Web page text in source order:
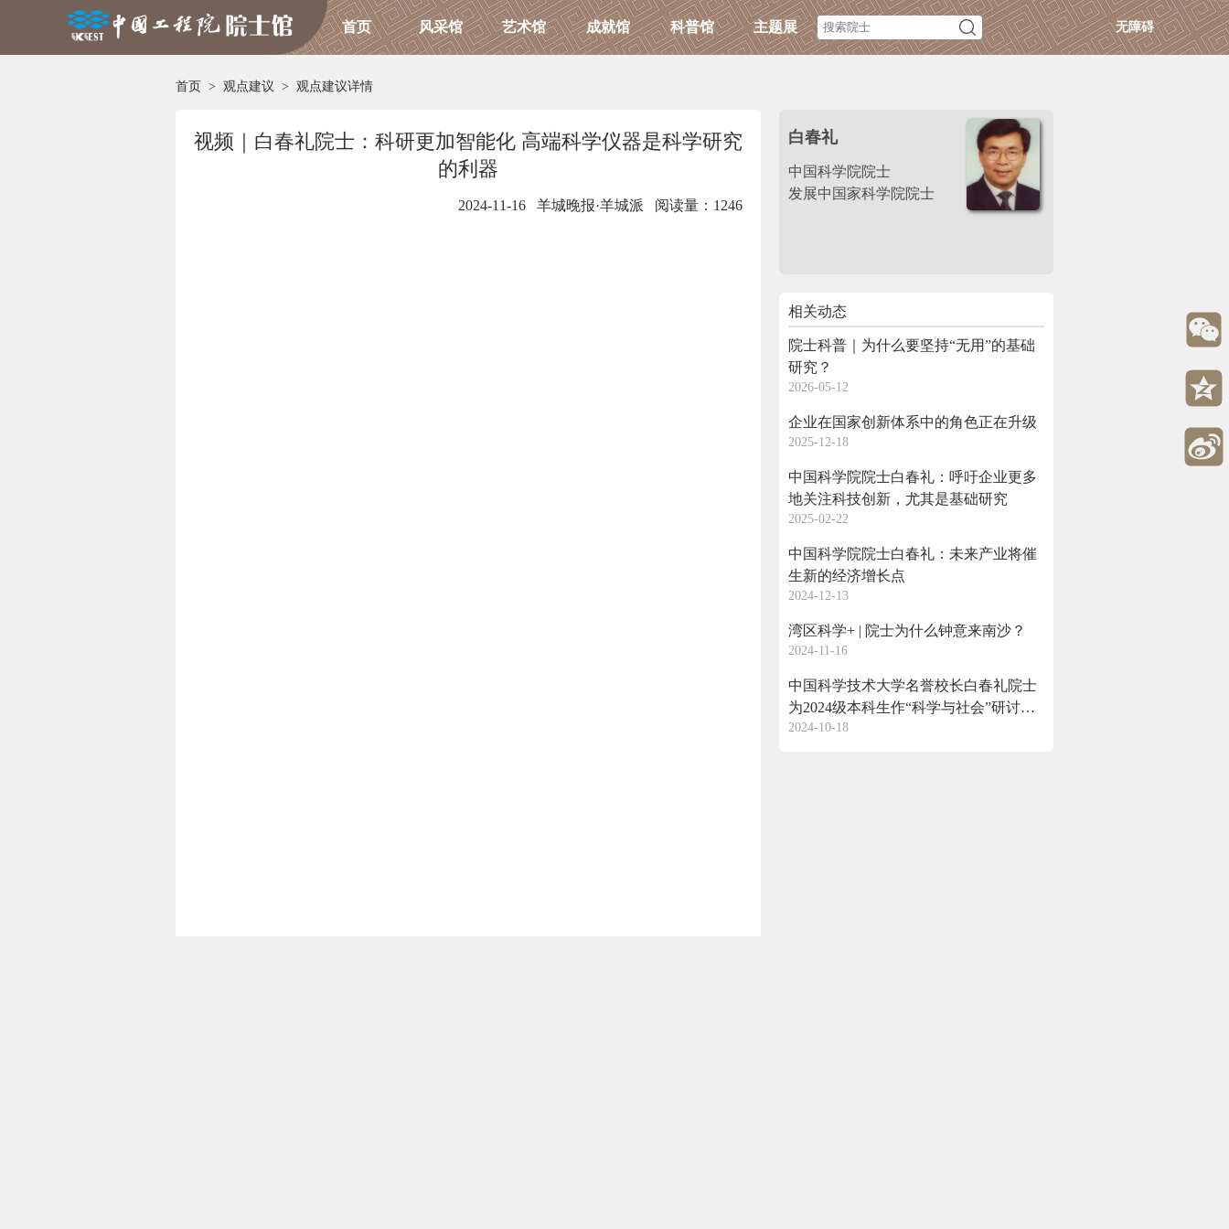
首页 风采馆 艺术馆 成就馆 科普馆 主题展 无障碍
首页 > 观点建议 > 观点建议详情
视频｜白春礼院士：科研更加智能化 高端科学仪器是科学研究
的利器
2024-11-16 羊城晚报·羊城派 阅读量：1246
白春礼
中国科学院院士
发展中国家科学院院士
相关动态
院士科普｜为什么要坚持“无用”的基础
研究？
2026-05-12
企业在国家创新体系中的角色正在升级
2025-12-18
中国科学院院士白春礼：呼吁企业更多
地关注科技创新，尤其是基础研究
2025-02-22
中国科学院院士白春礼：未来产业将催
生新的经济增长点
2024-12-13
湾区科学+ | 院士为什么钟意来南沙？
2024-11-16
中国科学技术大学名誉校长白春礼院士
为2024级本科生作“科学与社会”研讨课
主题报告
2024-10-18